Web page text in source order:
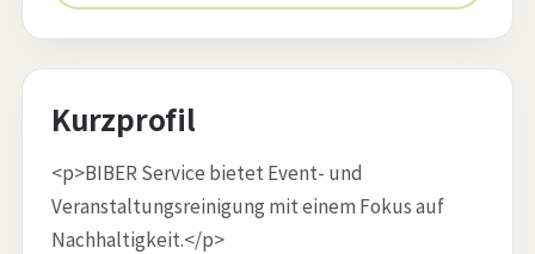
Kurzprofil
<p>BIBER Service bietet Event- und
Veranstaltungsreinigung mit einem Fokus auf
Nachhaltigkeit.</p>